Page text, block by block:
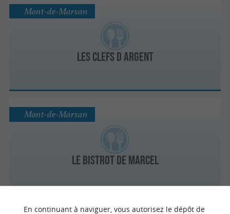
Les Clefs d Argent
Mont-de-Marsan
Le Bistrot de Marcel
Mont-de-Marsan
En continuant à naviguer, vous autorisez le dépôt de